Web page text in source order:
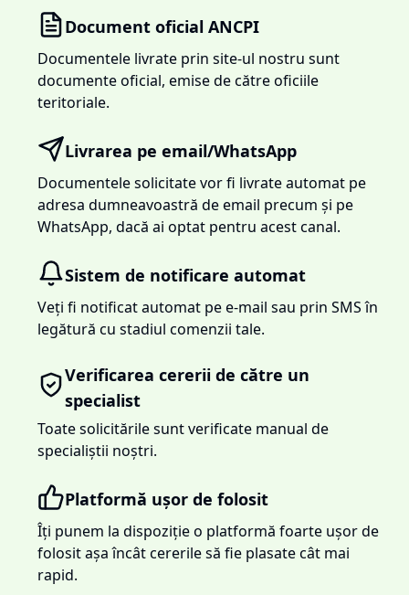
Document oficial ANCPI
Documentele livrate prin site-ul nostru sunt
documente oficial, emise de către oficiile
teritoriale.
Livrarea pe email/WhatsApp
Documentele solicitate vor fi livrate automat pe
adresa dumneavoastră de email precum și pe
WhatsApp, dacă ai optat pentru acest canal.
Sistem de notificare automat
Veți fi notificat automat pe e-mail sau prin SMS în
legătură cu stadiul comenzii tale.
Verificarea cererii de către un
specialist
Toate solicitările sunt verificate manual de
specialiștii noștri.
Platformă ușor de folosit
Îți punem la dispoziție o platformă foarte ușor de
folosit așa încât cererile să fie plasate cât mai
rapid.